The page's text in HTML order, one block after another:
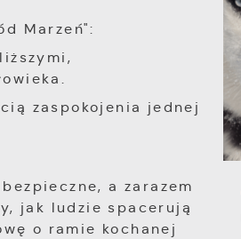
Marzeń":
zaspokojenia jednej
a zarazem
jak ludzie spacerują
o ramie kochanej